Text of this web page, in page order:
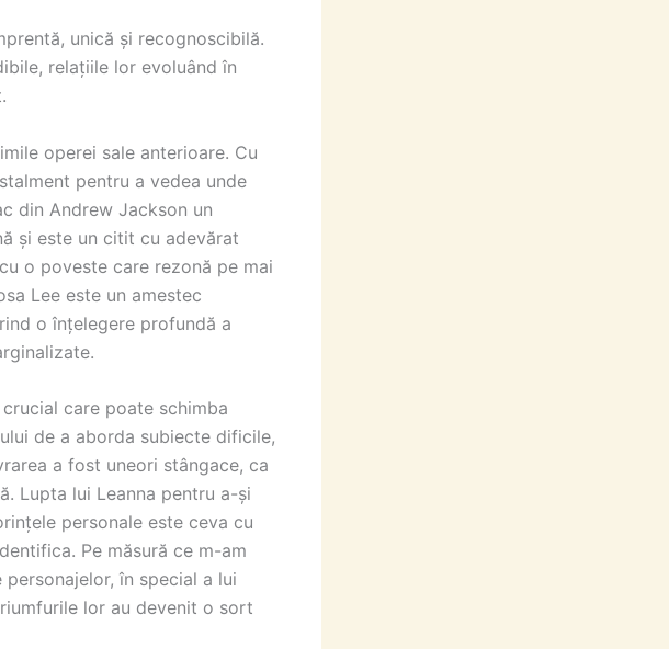
unică și recognoscibilă.
relațiile lor evoluând în
operei sale anterioare. Cu
pentru a vedea unde
din Andrew Jackson un
și este un citit cu adevărat
o poveste care rezonă pe mai
Lee este un amestec
o înțelegere profundă a
care poate schimba
de a aborda subiecte dificile,
a fost uneori stângace, ca
Lupta lui Leanna pentru a-și
personale este ceva cu
Pe măsură ce m-am
în special a lui
lor au devenit o sort